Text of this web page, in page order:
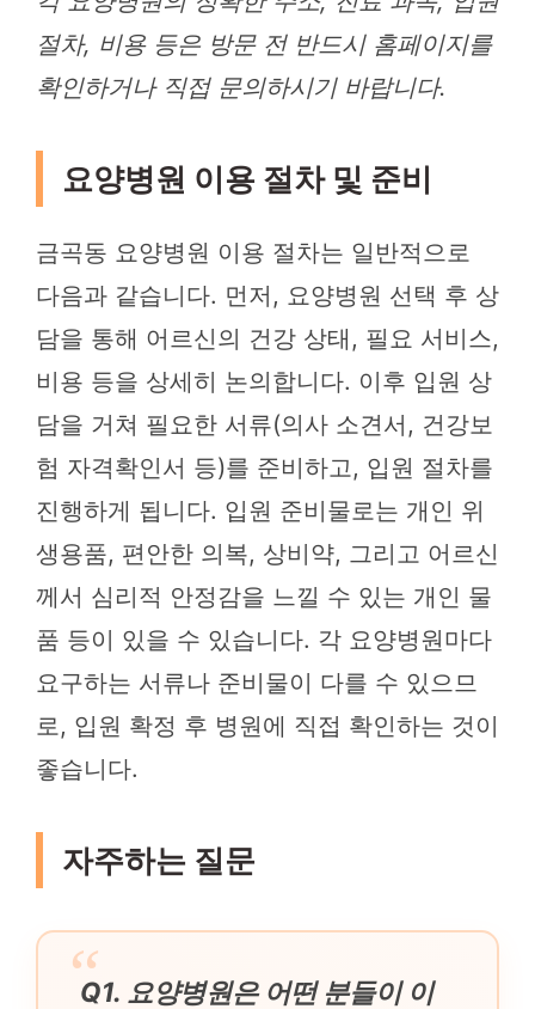
절차, 비용 등은 방문 전 반드시 홈페이지를
확인하거나 직접 문의하시기 바랍니다.
요양병원 이용 절차 및 준비
금곡동 요양병원 이용 절차는 일반적으로
다음과 같습니다. 먼저, 요양병원 선택 후 상
담을 통해 어르신의 건강 상태, 필요 서비스,
비용 등을 상세히 논의합니다. 이후 입원 상
담을 거쳐 필요한 서류(의사 소견서, 건강보
험 자격확인서 등)를 준비하고, 입원 절차를
진행하게 됩니다. 입원 준비물로는 개인 위
생용품, 편안한 의복, 상비약, 그리고 어르신
께서 심리적 안정감을 느낄 수 있는 개인 물
품 등이 있을 수 있습니다. 각 요양병원마다
요구하는 서류나 준비물이 다를 수 있으므
로, 입원 확정 후 병원에 직접 확인하는 것이
좋습니다.
자주하는 질문
Q1. 요양병원은 어떤 분들이 이